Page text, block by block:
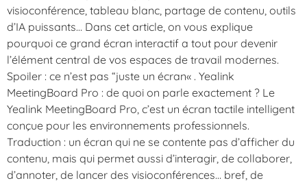
visioconférence, tableau blanc, partage de contenu, outils
d’IA puissants… Dans cet article, on vous explique
pourquoi ce grand écran interactif a tout pour devenir
l’élément central de vos espaces de travail modernes.
Spoiler : ce n’est pas “juste un écran« . Yealink
MeetingBoard Pro : de quoi on parle exactement ? Le
Yealink MeetingBoard Pro, c’est un écran tactile intelligent
conçue pour les environnements professionnels.
Traduction : un écran qui ne se contente pas d’afficher du
contenu, mais qui permet aussi d’interagir, de collaborer,
d’annoter, de lancer des visioconférences… bref, de